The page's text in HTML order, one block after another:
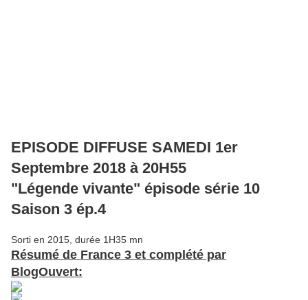
EPISODE DIFFUSE SAMEDI 1er
Septembre 2018 à 20H55
"Légende vivante" épisode série 10
Saison 3 ép.4
Sorti en 2015, durée 1H35 mn
Résumé de France 3 et complété par
BlogOuvert: